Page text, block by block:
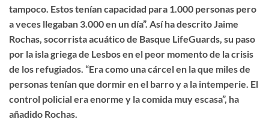
tampoco. Estos tenían capacidad para 1.000 personas pero
a veces llegaban 3.000 en un día”. Así ha descrito Jaime
Rochas, socorrista acuático de Basque LifeGuards, su paso
por la isla griega de Lesbos en el peor momento de la crisis
de los refugiados. “Era como una cárcel en la que miles de
personas tenían que dormir en el barro y a la intemperie. El
control policial era enorme y la comida muy escasa”, ha
añadido Rochas.